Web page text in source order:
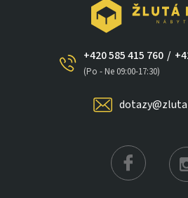
+420 585 415 760
(Po - Ne 09:00-17:30)
/